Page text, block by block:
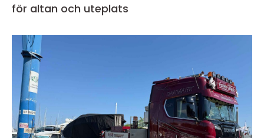
för altan och uteplats